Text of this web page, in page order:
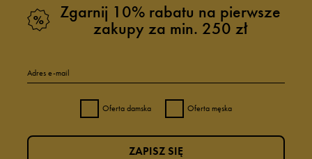
Zgarnij 10% rabatu na pierwsze
zakupy za min. 250 zł
Adres e-mail
Oferta damska Oferta męska
ZAPISZ SIĘ